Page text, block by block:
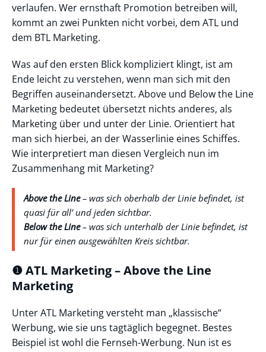
verlaufen. Wer ernsthaft Promotion betreiben will,
kommt an zwei Punkten nicht vorbei, dem ATL und
dem BTL Marketing.
Was auf den ersten Blick kompliziert klingt, ist am
Ende leicht zu verstehen, wenn man sich mit den
Begriffen auseinandersetzt. Above und Below the Line
Marketing bedeutet übersetzt nichts anderes, als
Marketing über und unter der Linie. Orientiert hat
man sich hierbei, an der Wasserlinie eines Schiffes.
Wie interpretiert man diesen Vergleich nun im
Zusammenhang mit Marketing?
Above the Line– was sich oberhalb der Linie befindet, ist
quasi für all’ und jeden sichtbar.
Below the Line– was sich unterhalb der Linie befindet, ist
nur für einen ausgewählten Kreis sichtbar.
❶ ATL Marketing – Above the Line
Marketing
Unter ATL Marketing versteht man „klassische“
Werbung, wie sie uns tagtäglich begegnet. Bestes
Beispiel ist wohl die Fernseh-Werbung. Nun ist es